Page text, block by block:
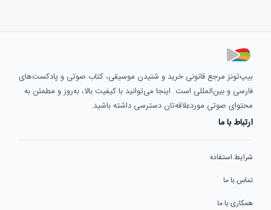
بیپ‌تونز مرجع قانونی خرید و شنیدن موسیقی، کتاب صوتی و پادکست‌های
فارسی و بین‌المللی است. اینجا می‌توانید با کیفیت بالا، به‌روز و مطمئن به
محتوای صوتی موردعلاقه‌تان دسترسی داشته باشید.
ارتباط با ما
شرایط استفاده
تماس با ما
همکاری با ما